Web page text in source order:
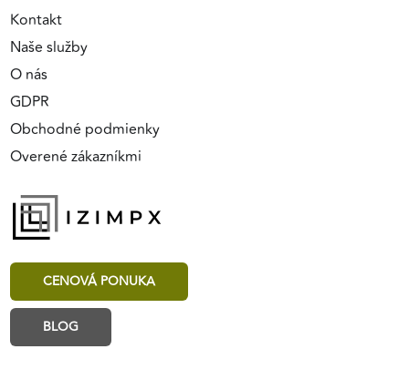
Kontakt
Naše služby
O nás
GDPR
Obchodné podmienky
Overené zákazníkmi
CENOVÁ PONUKA
BLOG